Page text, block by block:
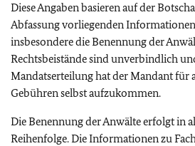
Diese Angaben basieren auf der
Abfassung vorliegenden
insbesondere die Benennung der
Rechtsbeistände sind unverbindlich
Mandatserteilung hat der Mandant für
Gebühren selbst aufzukommen.
Die Benennung der Anwälte erfolgt in
Reihenfolge. Die Informationen zu